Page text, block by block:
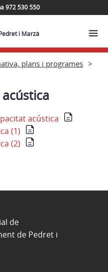
972 530 550
i Marzà
plans i programes
acústica
(1)
(2)
de
de Pedret i